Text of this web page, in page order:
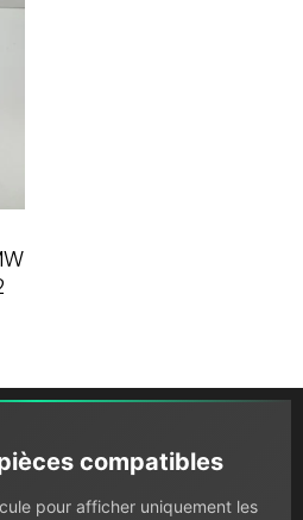
compatibles
pour afficher uniquement les